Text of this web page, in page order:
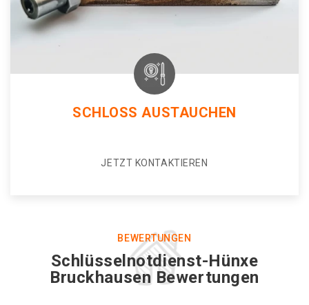
SCHLOSS AUSTAUCHEN
JETZT KONTAKTIEREN
BEWERTUNGEN
Schlüsselnotdienst-Hünxe
Bruckhausen Bewertungen